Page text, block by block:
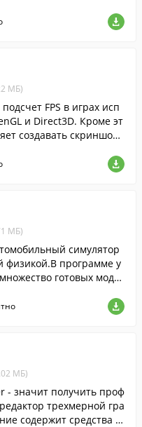
и навсегда решите для
жизни, став
Начав пестовать пр
со временем вы получ
который обрете
в целую цив
МБ)
FPS в играх исп
и Direct3D. Кроме эт
создавать скриншот
компьютера....
МБ)
симулятор
физикой.В программе у
готовых моде
усмотрению.
МБ)
- значит получить проф
трехмерной гра
содержит средства а